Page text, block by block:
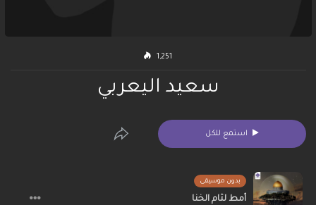
1,251
سعيد اليعربي
استمع للكل
بدون موسيقى
أمط لثام الخنا